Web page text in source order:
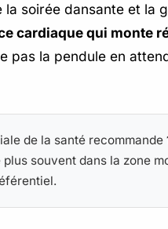
soirée dansante et la
cardiaque qui monte
pas la pendule en
de la santé recommande
souvent dans la zone